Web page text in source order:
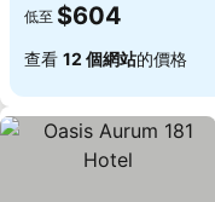
低至 $604
查看 12 個網站的價格